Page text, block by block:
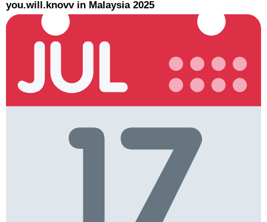
you.will.knovv in Malaysia 2025